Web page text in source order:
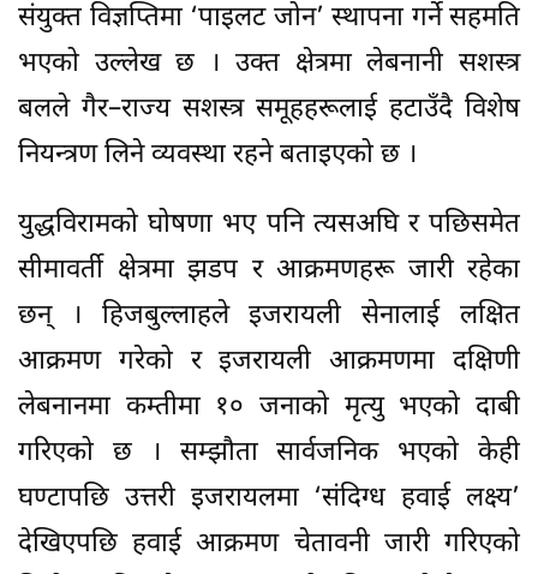
संयुक्त विज्ञप्तिमा ‘पाइलट जोन’ स्थापना गर्ने सहमति
भएको उल्लेख छ । उक्त क्षेत्रमा लेबनानी सशस्त्र
बलले गैर–राज्य सशस्त्र समूहहरूलाई हटाउँदै विशेष
नियन्त्रण लिने व्यवस्था रहने बताइएको छ ।
युद्धविरामको घोषणा भए पनि त्यसअघि र पछिसमेत
सीमावर्ती क्षेत्रमा झडप र आक्रमणहरू जारी रहेका
छन् । हिजबुल्लाहले इजरायली सेनालाई लक्षित
आक्रमण गरेको र इजरायली आक्रमणमा दक्षिणी
लेबनानमा कम्तीमा १० जनाको मृत्यु भएको दाबी
गरिएको छ । सम्झौता सार्वजनिक भएको केही
घण्टापछि उत्तरी इजरायलमा ‘संदिग्ध हवाई लक्ष्य’
देखिएपछि हवाई आक्रमण चेतावनी जारी गरिएको